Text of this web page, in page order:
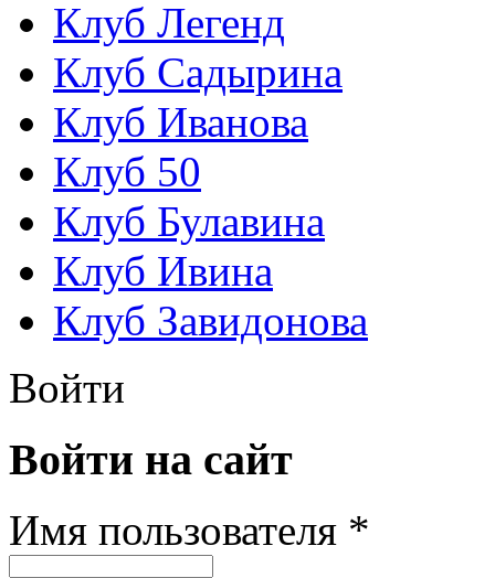
Клуб Легенд
Клуб Садырина
Клуб Иванова
Клуб 50
Клуб Булавина
Клуб Ивина
Клуб Завидонова
Войти
Войти на сайт
Имя пользователя *